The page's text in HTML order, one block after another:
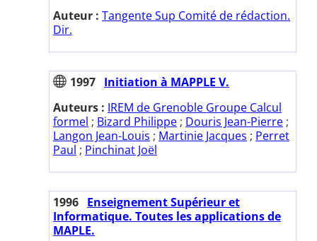
Auteur : Tangente Sup Comité de rédaction.
Dir.
1997 Initiation à MAPPLE V.
Auteurs : IREM de Grenoble Groupe Calcul
formel ; Bizard Philippe ; Douris Jean-Pierre ;
Langon Jean-Louis ; Martinie Jacques ; Perret
Paul ; Pinchinat Joël
1996 Enseignement Supérieur et
Informatique. Toutes les applications de
MAPLE.